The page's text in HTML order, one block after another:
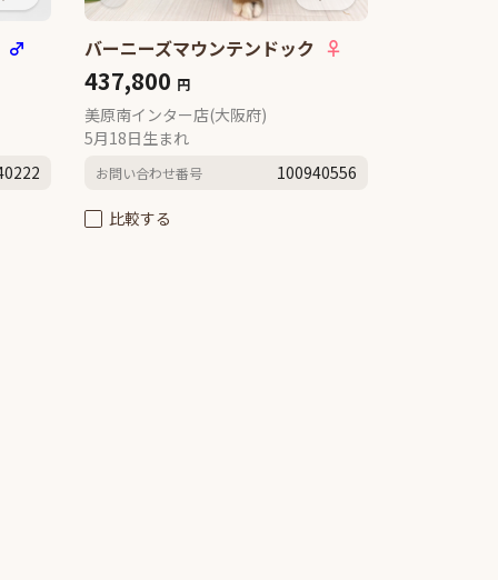
♂ バーニーズマウンテンドック ♀
437,800 円
美原南インター店(大阪府)
5月18日生まれ
お問い合わせ番号 100940556
比較する